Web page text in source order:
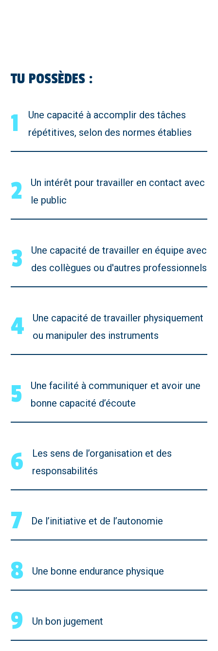
TU POSSÈDES :
1
Une capacité à accomplir des tâches
répétitives, selon des normes établies
2
Un intérêt pour travailler en contact avec
le public
3
Une capacité de travailler en équipe avec
des collègues ou d'autres professionnels
4
Une capacité de travailler physiquement
ou manipuler des instruments
5
Une facilité à communiquer et avoir une
bonne capacité d’écoute
6
Les sens de l’organisation et des
responsabilités
7 De l’initiative et de l’autonomie
8 Une bonne endurance physique
9 Un bon jugement